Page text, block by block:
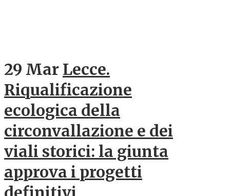
29 Mar Lecce.
Riqualificazione
ecologica della
circonvallazione e dei
viali storici: la giunta
approva i progetti